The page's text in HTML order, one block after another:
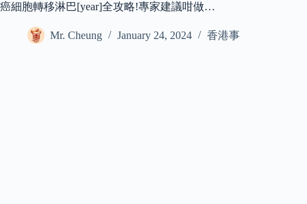
癌細胞轉移淋巴[year]全攻略!專家建議咁做…
Mr. Cheung January 24, 2024 香港事